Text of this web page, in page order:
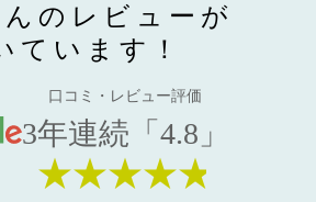
のレビューが
ています！
口コミ・レビュー評価
3年連続「4.8」
★★★★★